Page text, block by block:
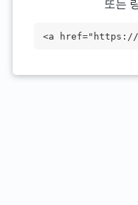
또는
<a href="https://